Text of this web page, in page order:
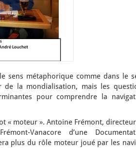
sens métaphorique comme dans le
la mondialisation, mais les
pour comprendre la
« moteur ». Antoine Frémont,
Vanacore d’une
plus du rôle moteur joué par les